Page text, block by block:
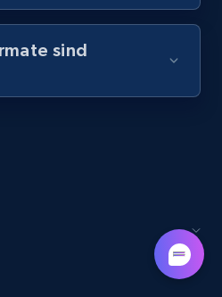
rating, Product
max, Rating,
more.
Create time, Digg
sind